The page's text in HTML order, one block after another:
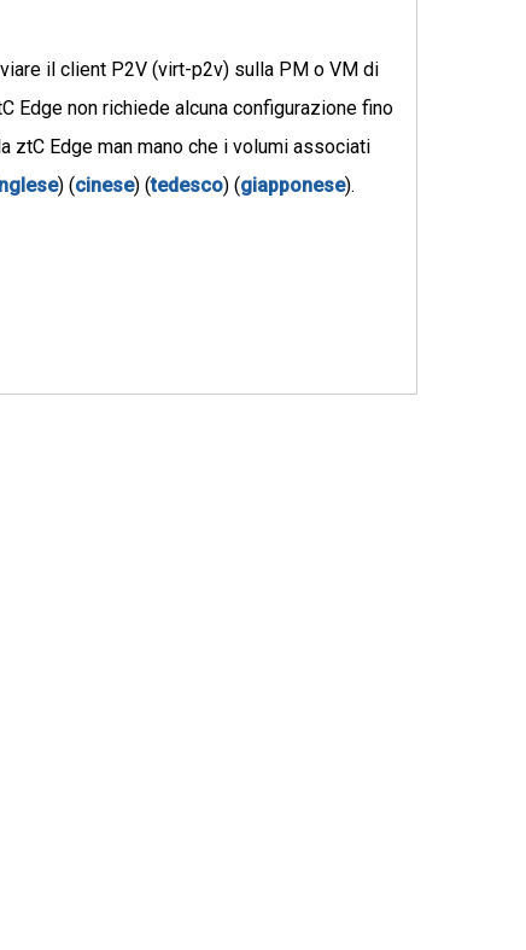
il client P2V (virt-p2v) sulla PM o VM di
Edge non richiede alcuna configurazione fino
ztC Edge man mano che i volumi associati
) (cinese) (tedesco) (giapponese).